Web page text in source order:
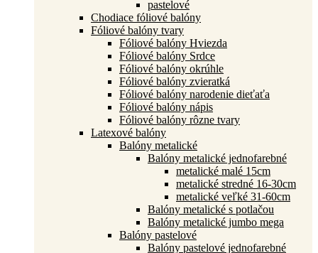
pastelové
Chodiace fóliové balóny
Fóliové balóny tvary
Fóliové balóny Hviezda
Fóliové balóny Srdce
Fóliové balóny okrúhle
Fóliové balóny zvieratká
Fóliové balóny narodenie dieťaťa
Fóliové balóny nápis
Fóliové balóny rôzne tvary
Latexové balóny
Balóny metalické
Balóny metalické jednofarebné
metalické malé 15cm
metalické stredné 16-30cm
metalické veľké 31-60cm
Balóny metalické s potlačou
Balóny metalické jumbo mega
Balóny pastelové
Balóny pastelové jednofarebné